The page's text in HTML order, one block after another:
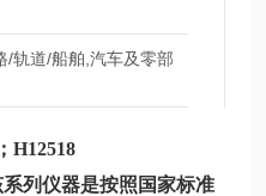
/轨道/船舶,汽车及零部
H12518
系列仪器是按照国家标准